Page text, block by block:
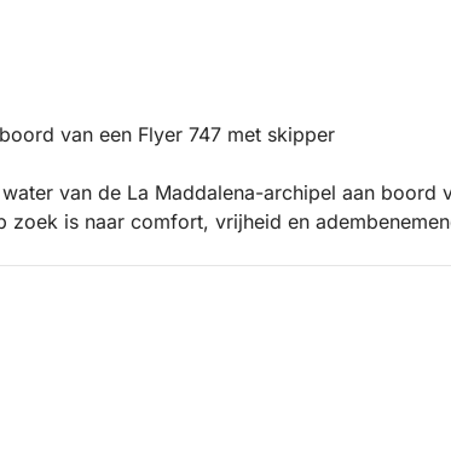
van een Flyer 747 met skipper
van de La Maddalena-archipel aan boord
zoek is naar comfort, vrijheid en
ontspannen terwijl u naar enkele van de
Sardinië vaart: Spargi, Budelli, Santa Maria,